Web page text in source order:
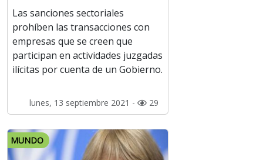
Las sanciones sectoriales
prohíben las transacciones con
empresas que se creen que
participan en actividades juzgadas
ilícitas por cuenta de un Gobierno.
lunes, 13 septiembre 2021 - 29
MUNDO